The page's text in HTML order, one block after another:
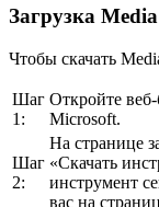
Загрузка
Чтобы скачать
Шаг
1:
Откройте
Microsoft.
Шаг
2:
На странице
«Скачать
инструмент
вас на